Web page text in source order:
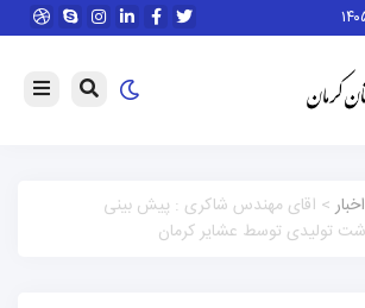
اخبار> اقای مهندس شاکری : پیش بینی